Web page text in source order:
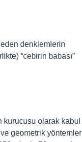
denklemlerin
“cebirin babası”
kurucusu olarak kabul
geometrik yöntemler